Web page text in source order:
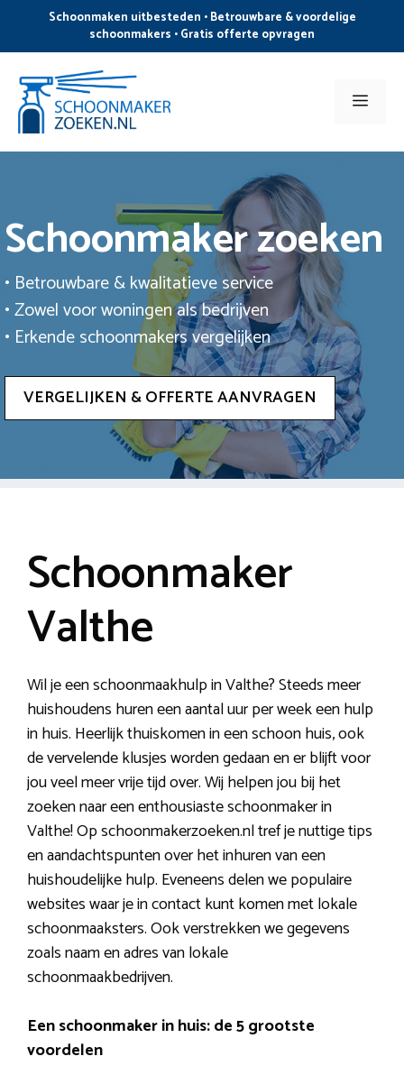
de
inhoud
Schoonmaken uitbesteden • Betrouwbare & voordelige
schoonmakers • Gratis offerte opvragen
Menu
Schoonmaker zoeken
• Betrouwbare & kwalitatieve service
• Zowel voor woningen als bedrijven
• Erkende schoonmakers vergelijken
VERGELIJKEN & OFFERTE AANVRAGEN
Schoonmaker
Valthe
Wil je een schoonmaakhulp in Valthe? Steeds meer
huishoudens huren een aantal uur per week een hulp
in huis. Heerlijk thuiskomen in een schoon huis, ook
de vervelende klusjes worden gedaan en er blijft voor
jou veel meer vrije tijd over. Wij helpen jou bij het
zoeken naar een enthousiaste schoonmaker in
Valthe! Op schoonmakerzoeken.nl tref je nuttige tips
en aandachtspunten over het inhuren van een
huishoudelijke hulp. Eveneens delen we populaire
websites waar je in contact kunt komen met lokale
schoonmaaksters. Ook verstrekken we gegevens
zoals naam en adres van lokale
schoonmaakbedrijven.
Een schoonmaker in huis: de 5 grootste
voordelen